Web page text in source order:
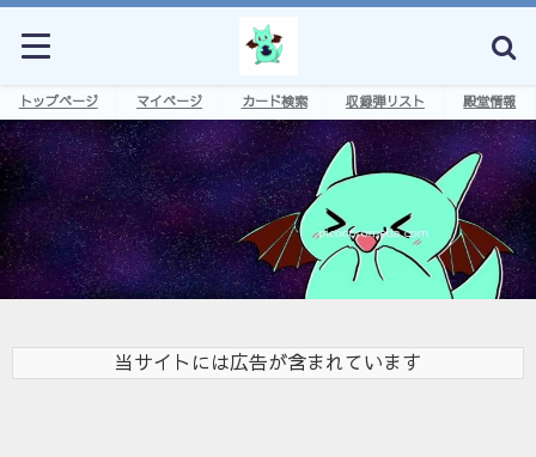
トップページ マイページ カード検索 収録弾リスト 殿堂情報
当サイトには広告が含まれています